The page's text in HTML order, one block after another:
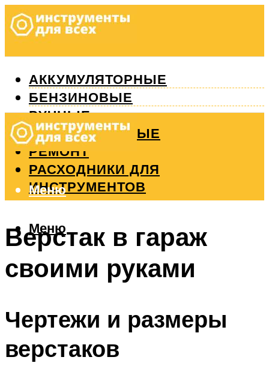
АККУМУЛЯТОРНЫЕ
БЕНЗИНОВЫЕ
РУЧНЫЕ
ИЗМЕРИТЕЛЬНЫЕ
РЕМОНТ
РАСХОДНИКИ ДЛЯ
ИНСТРУМЕНТОВ
Меню
Меню
Верстак в гараж
своими руками
Чертежи и размеры
верстаков